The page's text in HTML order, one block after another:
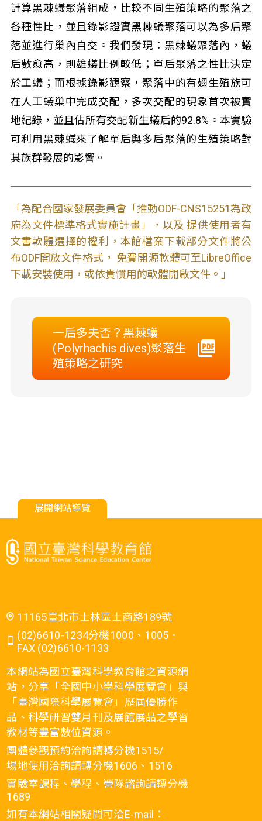
計算黑棘蟻聚落組成，比較不同生殖策略的聚落之
各種性比，並且錄影證實黑棘蟻聚落可以為多后聚
落並進行巢內自交。我們發現：黑棘蟻聚落內，蟻
后數愈高，則雄蟻比例較低；單后聚落之性比決定
於工蟻；而根據錄影觀察，聚落中的有翅生殖族可
在人工蟻巢中完成交配，多次交配的現象首次被實
地紀錄，並且佔所有交配新生蟻后的92.8%。本實驗
可利用黑棘蟻來了解單后與多后聚落的生殖策略對
其族群發展的影響。
「為配合國家發展委員會「推動ODF-CNS15251為政
府為文件標準格式實施計畫」，以及 提供使用者有
文書軟體選擇的權利，本館檔案下載部分文件將公
布ODF開放文件格式， 免費開源軟體可至LibreOffice
下載安裝使用，或依貴慣用的軟體開啟文件。」
一后多夫否？黑棘蟻
(Polyrhachis dives)聚落生
殖策略之研究
展開網站導覽
11165臺北市士林區士商路189號
(02)6610-1234分機1000、1005．
FAX (02)6610-1133
本網站為國立臺灣科學教育館之資源網
站，分享「全國中小學科學展覽會」與
「臺灣國際科學展覽會」歷屆優勝作
品、科學研習雙月刊及展館展品之學習
教材等豐富數位資源。
團體參觀預約洽詢請轉分機1515/
場地使用洽詢請轉分機1606、1516
實驗室課程、學程、營隊諮詢請轉分機
1689
如有本網站相關疑問可洽E-mail：